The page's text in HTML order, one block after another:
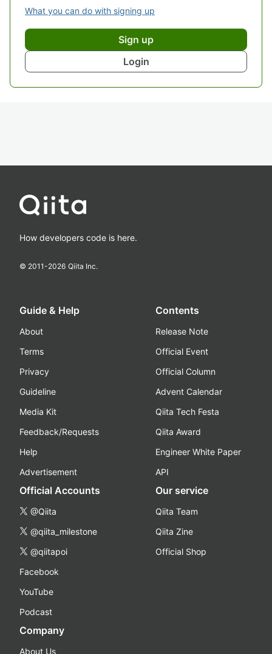
What you can do with signing up
Sign up
Login
How developers code is here.
© 2011-2026 Qiita Inc.
Guide & Help
About
Terms
Privacy
Guideline
Media Kit
Feedback/Requests
Help
Advertisement
Contents
Release Note
Official Event
Official Column
Advent Calendar
Qiita Tech Festa
Qiita Award
Engineer White Paper
API
Official Accounts
@Qiita
@qiita_milestone
@qiitapoi
Facebook
YouTube
Podcast
Our service
Qiita Team
Qiita Zine
Official Shop
Company
About Us